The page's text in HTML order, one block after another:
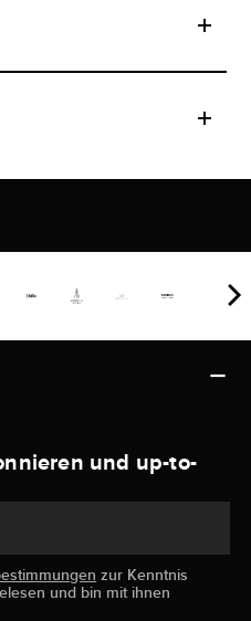
und up-to-
zur Kenntnis
und bin mit ihnen